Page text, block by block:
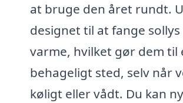
at bruge den året rundt.
designet til at fange
varme, hvilket gør dem til
behageligt sted, selv når
køligt eller vådt. Du kan